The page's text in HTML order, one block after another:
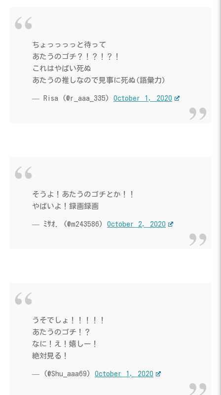
ちょっっっっと待って
あたうのゴチ？！？！？！
これはやばい死ぬ
あたうの推しなので見事に死ぬ(語彙力)
— Risa (@r_aaa_335) October 1, 2020
そうよ！あたうのゴチとか！！
やばいよ！録画録画
— ﾐｻｵ. (@m243586) October 2, 2020
うそでしょ！！！！！
あたうのゴチ！？
なに！え！嬉しー！
絶対見る！
— (@Shu_aaa69) October 1, 2020